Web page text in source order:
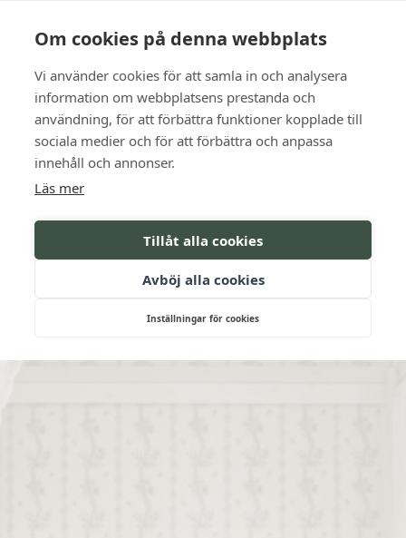
Om cookies på denna webbplats
Vi använder cookies för att samla in och analysera
information om webbplatsens prestanda och
användning, för att förbättra funktioner kopplade till
sociala medier och för att förbättra och anpassa
innehåll och annonser.
Läs mer
Tillåt alla cookies
Avböj alla cookies
Inställningar för cookies
BUCHEN SIE